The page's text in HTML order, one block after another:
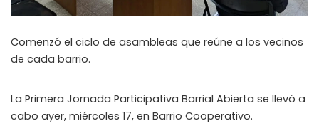
Comenzó el ciclo de asambleas que reúne a los vecinos
de cada barrio.
La Primera Jornada Participativa Barrial Abierta se llevó a
cabo ayer, miércoles 17, en Barrio Cooperativo.